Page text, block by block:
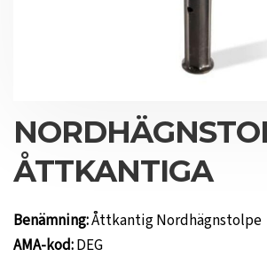
ÅTTKANTIGA
Benämning:Åttkantig Nordhägnstolpe
AMA-kod:DEG